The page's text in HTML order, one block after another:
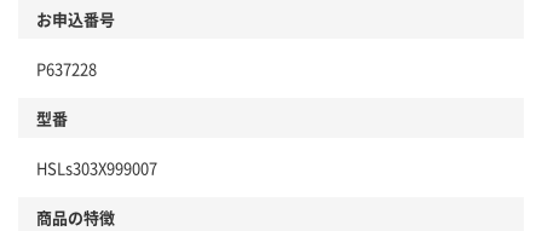
お申込番号
P637228
型番
HSLs303X999007
商品の特徴